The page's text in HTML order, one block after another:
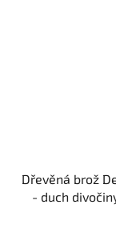
Dřevěná brož
- duch